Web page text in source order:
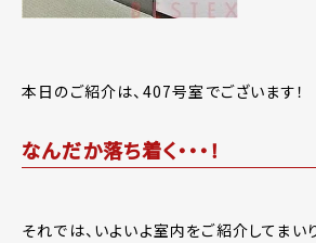
本日のご紹介は、407号室でございます！
なんだか落ち着く・・・！
それでは、いよいよ室内をご紹介してまいり